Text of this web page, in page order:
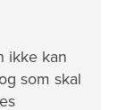
ikke kan
som skal